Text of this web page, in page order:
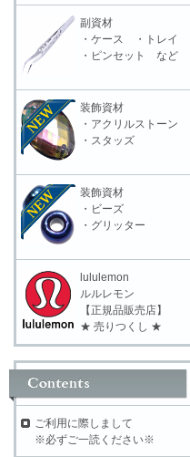
副資材
・ケース ・トレイ
・ピンセット など
装飾資材
・アクリルストーン
・スタッズ
装飾資材
・ビーズ
・グリッター
lululemon
ルルレモン
【正規品販売店】
★ 売りつくし ★
ご利用に際しまして
※必ずご一読ください※